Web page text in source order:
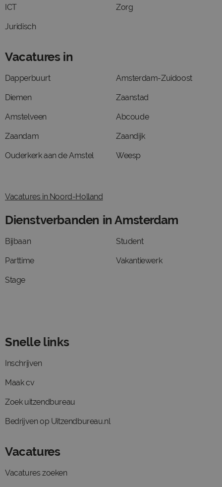
ICT
Juridisch
Zorg
Vacatures in
Dapperbuurt
Diemen
Amstelveen
Zaandam
Ouderkerk aan de Amstel
Amsterdam-Zuidoost
Zaanstad
Abcoude
Zaandijk
Weesp
Vacatures in Noord-Holland
Dienstverbanden in Amsterdam
Bijbaan
Parttime
Stage
Student
Vakantiewerk
Snelle links
Inschrijven
Maak cv
Zoek uitzendbureau
Bedrijven op Uitzendbureau.nl
Vacatures
Vacatures zoeken